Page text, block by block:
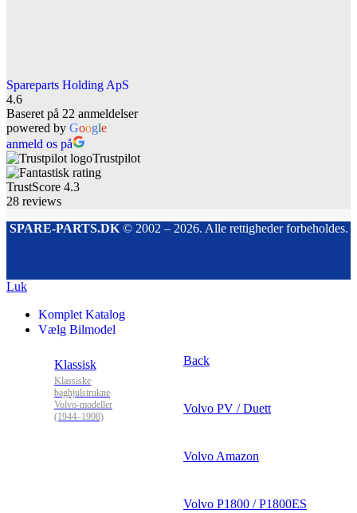
Spareparts Holding ApS
4.6
Baseret på 22 anmeldelser
powered by Google
anmeld os på
Trustpilot
TrustScore 4.3
28 reviews
SPARE-PARTS.DK© 2002 – 2026. Alle rettigheder forbeholdes.
Luk
Komplet Katalog
Vælg Bilmodel
Klassisk
Klassiske
baghjulstrukne
Volvo-modeller
(1944–1998)
Back
Volvo PV / Duett
Volvo Amazon
Volvo P1800 / P1800ES